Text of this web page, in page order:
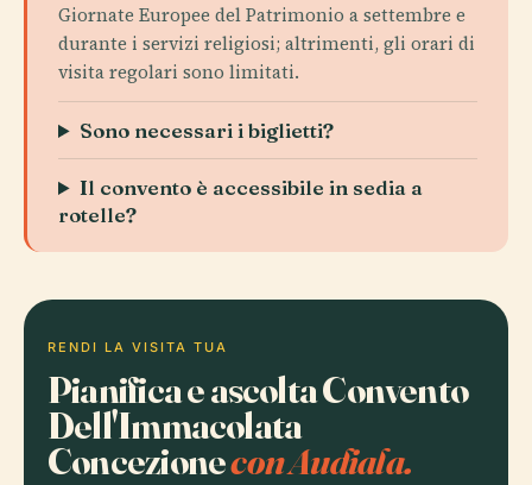
Giornate Europee del Patrimonio a settembre e
durante i servizi religiosi; altrimenti, gli orari di
visita regolari sono limitati.
Sono necessari i biglietti?
Il convento è accessibile in sedia a
rotelle?
RENDI LA VISITA TUA
Pianifica e ascolta Convento
Dell'Immacolata
Concezionecon Audiala.